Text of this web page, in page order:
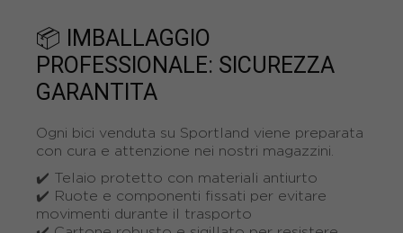
📦 IMBALLAGGIO
PROFESSIONALE: SICUREZZA
GARANTITA
Ogni bici venduta su Sportland viene preparata
con cura e attenzione nei nostri magazzini.
✔️ Telaio protetto con materiali antiurto
✔️ Ruote e componenti fissati per evitare
movimenti durante il trasporto